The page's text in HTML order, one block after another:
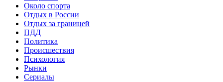
Около спорта
Отдых в России
Отдых за границей
ПДД
Политика
Происшествия
Психология
Рынки
Сериалы